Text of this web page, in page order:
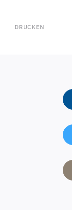
DRUCKEN